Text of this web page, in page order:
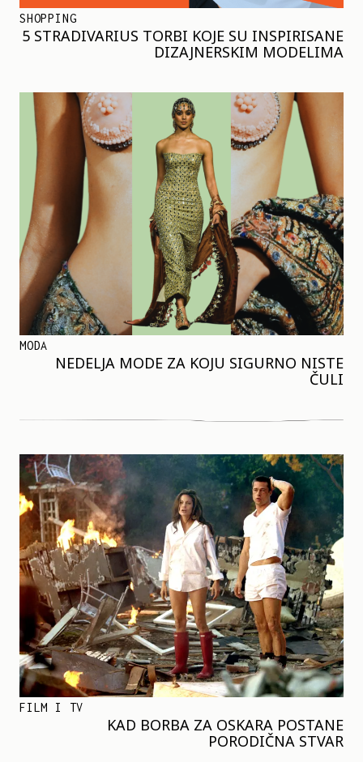
SHOPPING
5 STRADIVARIUS TORBI KOJE SU INSPIRISANE
DIZAJNERSKIM MODELIMA
MODA
NEDELJA MODE ZA KOJU SIGURNO NISTE
ČULI
FILM I TV
KAD BORBA ZA OSKARA POSTANE
PORODIČNA STVAR